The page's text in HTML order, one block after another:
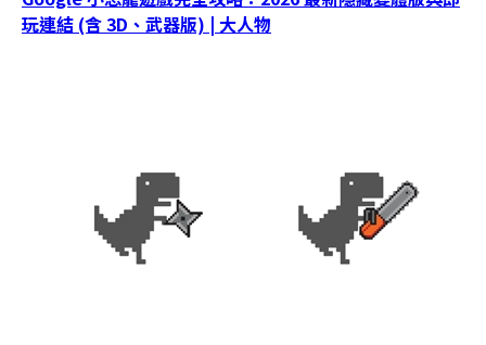
玩連結 (含 3D、武器版) | 大人物